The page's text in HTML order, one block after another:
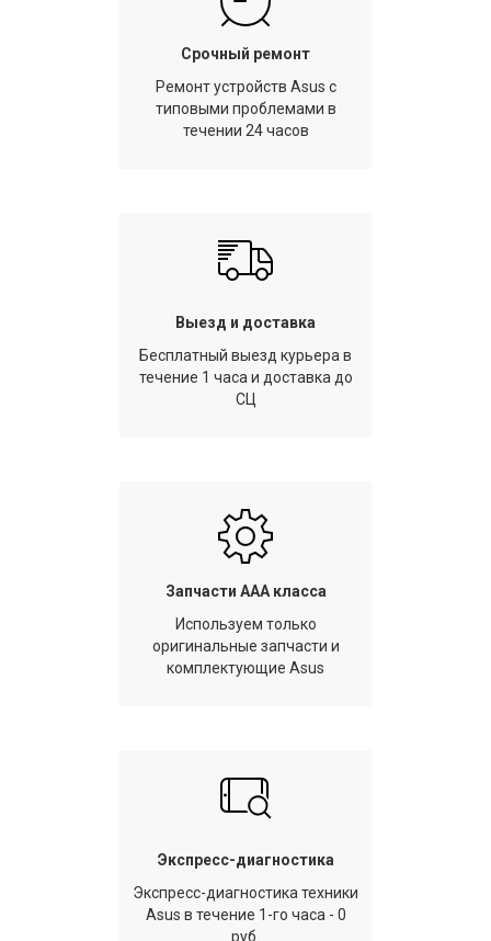
Срочный ремонт
Ремонт устройств Asus с
типовыми проблемами в
течении 24 часов
Выезд и доставка
Бесплатный выезд курьера в
течение 1 часа и доставка до
СЦ
Запчасти AAA класса
Используем только
оригинальные запчасти и
комплектующие Asus
Экспресс-диагностика
Экспресс-диагностика техники
Asus в течение 1-го часа - 0
руб.